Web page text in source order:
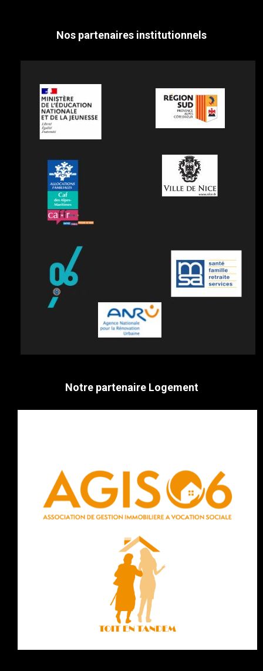
Nos partenaires institutionnels
Notre partenaire Logement